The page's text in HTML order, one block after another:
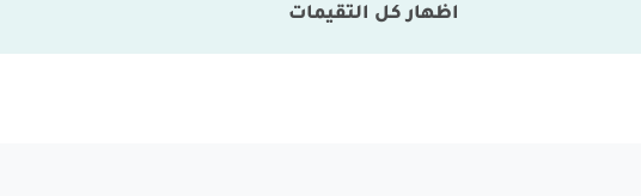
اظهار كل التقيمات